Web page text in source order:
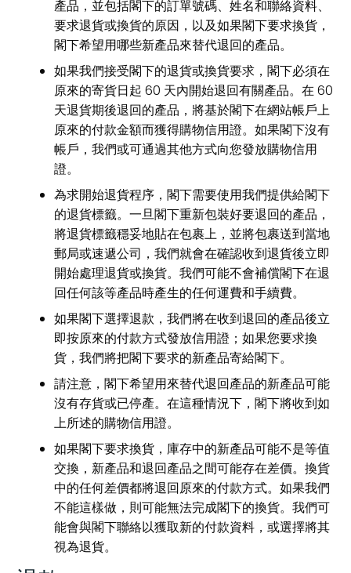
產品，並包括閣下的訂單號碼、姓名和聯絡資料、
要求退貨或換貨的原因，以及如果閣下要求換貨，
閣下希望用哪些新產品來替代退回的產品。
如果我們接受閣下的退貨或換貨要求，閣下必須在
原來的寄貨日起 60 天內開始退回有關產品。在 60
天退貨期後退回的產品，將基於閣下在網站帳戶上
原來的付款金額而獲得購物信用證。如果閣下沒有
帳戶，我們或可通過其他方式向您發放購物信用
證。
為求開始退貨程序，閣下需要使用我們提供給閣下
的退貨標籤。一旦閣下重新包裝好要退回的產品，
將退貨標籤穩妥地貼在包裹上，並將包裹送到當地
郵局或速遞公司，我們就會在確認收到退貨後立即
開始處理退貨或換貨。我們可能不會補償閣下在退
回任何該等產品時產生的任何運費和手續費。
如果閣下選擇退款，我們將在收到退回的產品後立
即按原來的付款方式發放信用證；如果您要求換
貨，我們將把閣下要求的新產品寄給閣下。
請注意，閣下希望用來替代退回產品的新產品可能
沒有存貨或已停產。在這種情況下，閣下將收到如
上所述的購物信用證。
如果閣下要求換貨，庫存中的新產品可能不是等值
交換，新產品和退回產品之間可能存在差價。換貨
中的任何差價都將退回原來的付款方式。如果我們
不能這樣做，則可能無法完成閣下的換貨。我們可
能會與閣下聯絡以獲取新的付款資料，或選擇將其
視為退貨。